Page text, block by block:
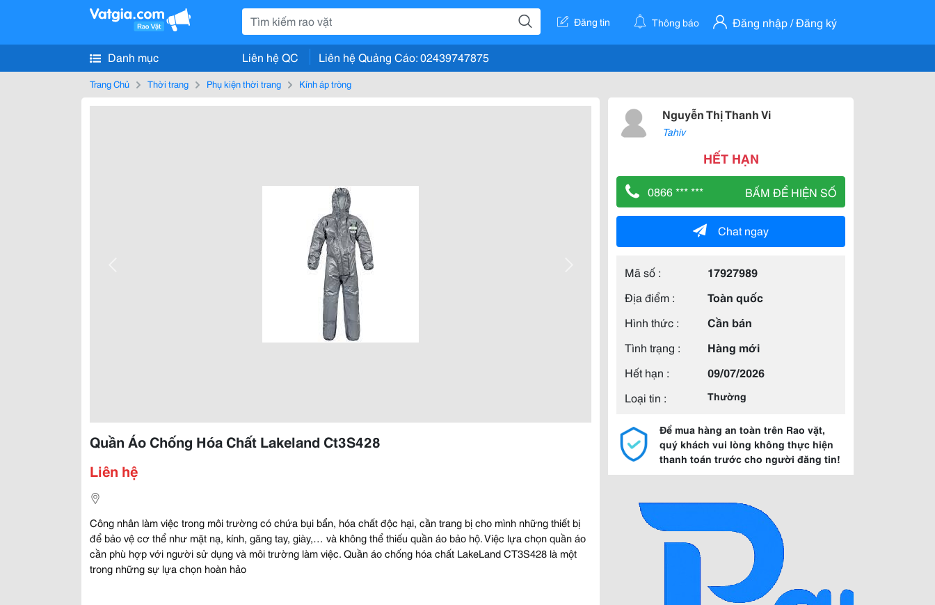
Đăng tin Thông báo Đăng nhập / Đăng ký
Danh mục Liên hệ QC Liên hệ Quảng Cáo: 02439747875
Trang Chủ Thời trang Phụ kiện thời trang Kính áp tròng
Quần Áo Chống Hóa Chất Lakeland Ct3S428
Liên hệ
Công nhân làm việc trong môi trường có chứa bụi bẩn, hóa chất độc hại, cần trang bị cho mình những thiết bị
để bảo vệ cơ thể như mặt nạ, kính, găng tay, giày,… và không thể thiếu quần áo bảo hộ. Việc lựa chọn quần áo
cần phù hợp với người sử dụng và môi trường làm việc. Quần áo chống hóa chất LakeLand CT3S428 là một
trong những sự lựa chọn hoàn hảo
Nguyễn Thị Thanh Vi
Tahiv
HẾT HẠN
0866 *** *** BẤM ĐỂ HIỆN SỐ
Chat ngay
Mã số :
17927989
Địa điểm :
Toàn quốc
Hình thức :
Cần bán
Tình trạng :
Hàng mới
Hết hạn :
09/07/2026
Loại tin :
Thường
Để mua hàng an toàn trên Rao vặt,
quý khách vui lòng không thực hiện
thanh toán trước cho người đăng tin!